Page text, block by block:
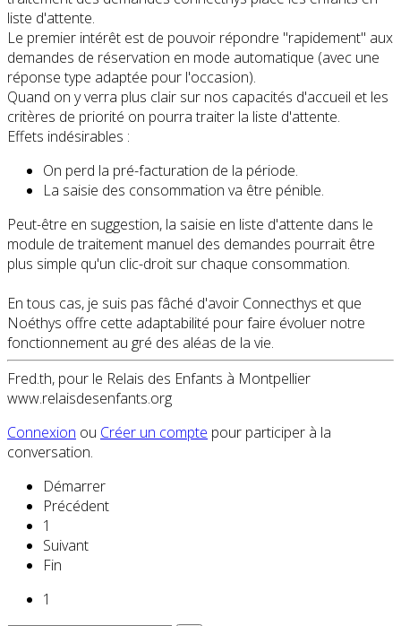
liste d'attente.
Le premier intérêt est de pouvoir répondre "rapidement" aux
demandes de réservation en mode automatique (avec une
réponse type adaptée pour l'occasion).
Quand on y verra plus clair sur nos capacités d'accueil et les
critères de priorité on pourra traiter la liste d'attente.
Effets indésirables :
On perd la pré-facturation de la période.
La saisie des consommation va être pénible.
Peut-être en suggestion, la saisie en liste d'attente dans le
module de traitement manuel des demandes pourrait être
plus simple qu'un clic-droit sur chaque consommation.
En tous cas, je suis pas fâché d'avoir Connecthys et que
Noéthys offre cette adaptabilité pour faire évoluer notre
fonctionnement au gré des aléas de la vie.
Fred.th, pour le Relais des Enfants à Montpellier
www.relaisdesenfants.org
Connexion ou Créer un compte pour participer à la
conversation.
Démarrer
Précédent
1
Suivant
Fin
1